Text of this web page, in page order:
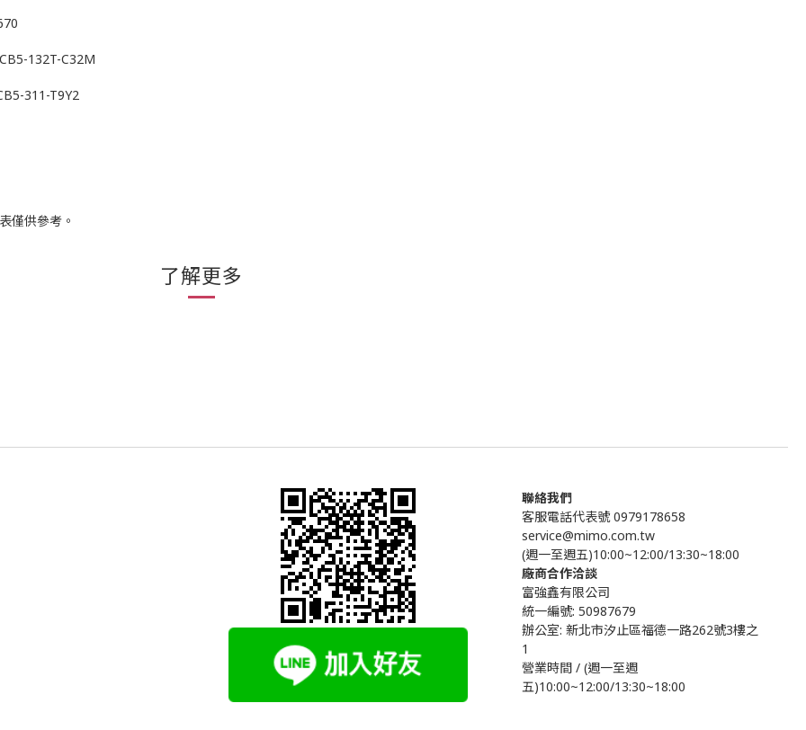
132T-C32M
311-T9Y2
僅供參考。
了解更多
聯絡我們
客服電話代表號 0979178658
service@mimo.com.tw
(週一至週五)10:00~12:00/13:30~18:00
廠商合作洽談
富強鑫有限公司
統一編號: 50987679
辦公室: 新北市汐止區福德一路262號3樓之
1
營業時間 / (週一至週
五)10:00~12:00/13:30~18:00